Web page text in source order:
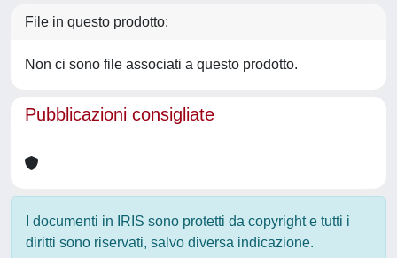
File in questo prodotto:
Non ci sono file associati a questo prodotto.
Pubblicazioni consigliate
I documenti in IRIS sono protetti da copyright e tutti i
diritti sono riservati, salvo diversa indicazione.